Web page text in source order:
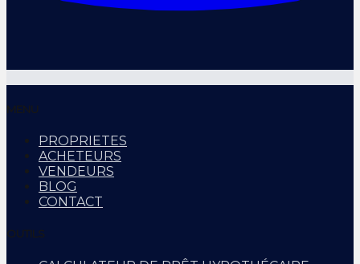
MENU
PROPRIETES
ACHETEURS
VENDEURS
BLOG
CONTACT
OUTILS